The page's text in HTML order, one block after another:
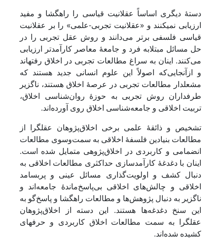
دستۀ دیگری اساساً عقلانیت قیاسی را راهگشا و مفید
ارزیابی نمی‎کنند و «عقلانیت تجربی-علمی» را بر عقلانیت
قیاسی فلسفی برتر می‌دانند و روش عقل تجربی را در
حل مسائل مبتلابه فرد و جامعۀ معاصر کارآمدتر ارزیابی
می‌کنند. اینان به سراغ مطالعات تجربی در اخلاق رفته‎اند
و ازآنجایی‌که اصولاً این علوم انسانی جدید هستند که
مشعل‎دار مطالعات تجربی در عرصۀ اخلاق هستند، ناگزیر
طرفداران روش تجربی به حوزۀ روان‌شناسی اخلاق،
تربیت اخلاقی و جامعه‌شناسی اخلاق روی آورده‌اند.
تشخیص و ذائقۀ علمی برخی اخلاق‌پژوهان عقل‎گرا از
مطالعات بنیادین فلسفۀ اخلاقی به سمت‌وسوی مطالعات
انضمامی و کاربردی در اخلاق‌پژوهی متمایل شده است.
اینان با دغدغۀ کارآمدسازی حداکثری مطالعات اخلاقی به
دنبال کشف و اولویت‌گذاری مسائل عینی و پربسامد
اخلاقی و چالش‌های اخلاقی بی‌پاسخ‌ماندۀ جامعه‌اند و
ناگزیر به دنبال پژوهش‌ها و مطالعات راهگشا و پاسخ‌گو به
این سنخ دغدغه‌ها هستند. این دسته از اخلاق‌پژوهان
عقل‎گرا به سمت مطالعات اخلاق کاربردی و حرفه‏ای
کشیده شده‌اند.